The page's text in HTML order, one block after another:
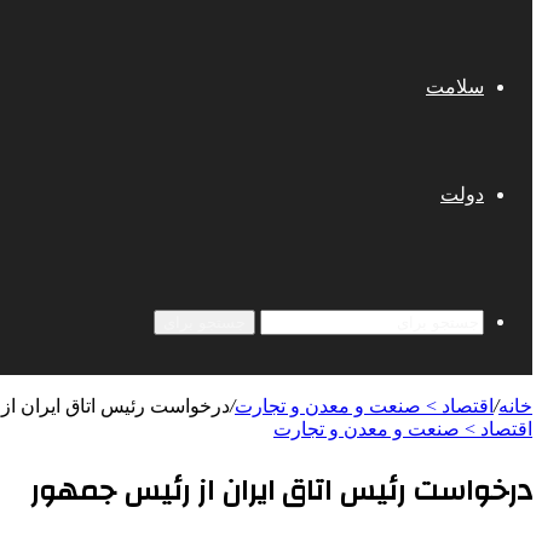
سلامت
دولت
خانه/ اقتصاد > صنعت و معدن و تجارت/درخواست رئیس اتاق ایران
اقتصاد > صنعت و معدن و تجارت
درخواست رئیس اتاق ایران از رئیس جمهور